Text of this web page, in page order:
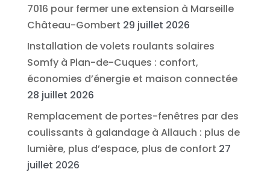
7016 pour fermer une extension à Marseille
Château-Gombert 29 juillet 2026
Installation de volets roulants solaires
Somfy à Plan-de-Cuques : confort,
économies d’énergie et maison connectée
28 juillet 2026
Remplacement de portes-fenêtres par des
coulissants à galandage à Allauch : plus de
lumière, plus d’espace, plus de confort 27
juillet 2026